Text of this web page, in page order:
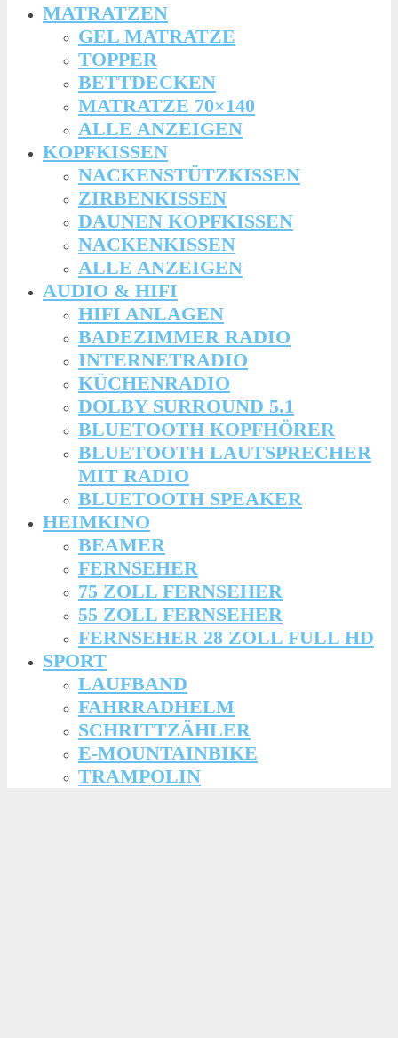
MATRATZEN
GEL MATRATZE
TOPPER
BETTDECKEN
MATRATZE 70×140
ALLE ANZEIGEN
KOPFKISSEN
NACKENSTÜTZKISSEN
ZIRBENKISSEN
DAUNEN KOPFKISSEN
NACKENKISSEN
ALLE ANZEIGEN
AUDIO & HIFI
HIFI ANLAGEN
BADEZIMMER RADIO
INTERNETRADIO
KÜCHENRADIO
DOLBY SURROUND 5.1
BLUETOOTH KOPFHÖRER
BLUETOOTH LAUTSPRECHER
MIT RADIO
BLUETOOTH SPEAKER
HEIMKINO
BEAMER
FERNSEHER
75 ZOLL FERNSEHER
55 ZOLL FERNSEHER
FERNSEHER 28 ZOLL FULL HD
SPORT
LAUFBAND
FAHRRADHELM
SCHRITTZÄHLER
E-MOUNTAINBIKE
TRAMPOLIN